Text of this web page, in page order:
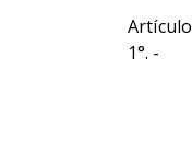
Artículo
1°. -